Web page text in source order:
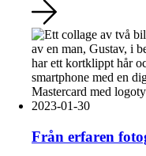
2023-01-30
Från erfaren